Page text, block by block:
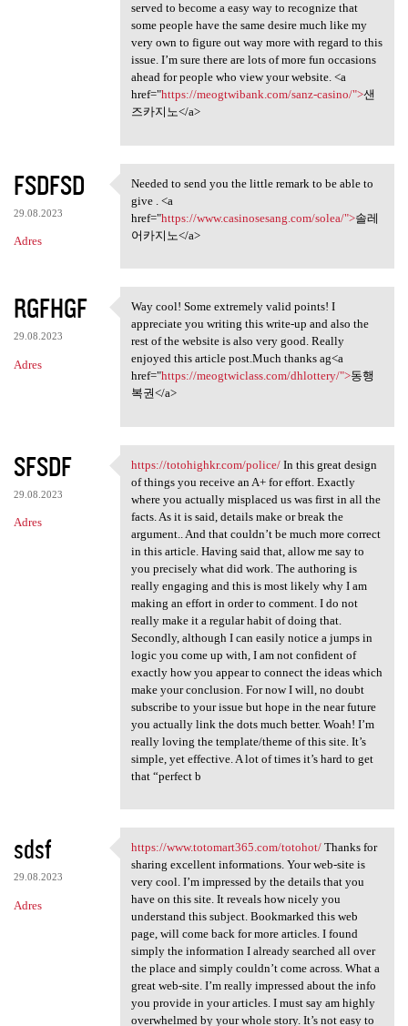
served to become a easy way to recognize that
some people have the same desire much like my
very own to figure out way more with regard to this
issue. I’m sure there are lots of more fun occasions
ahead for people who view your website. <a
href="https://meogtwibank.com/sanz-casino/">샌
즈카지노</a>
FSDFSD
29.08.2023
Adres
Needed to send you the little
Needed to send you the little remark to be able to
give . <a
href="https://www.casinosesang.com/solea/">솔레
어카지노</a>
RGFHGF
29.08.2023
Adres
Way cool! Some extremely
Way cool! Some extremely valid points! I
appreciate you writing this write-up and also the
rest of the website is also very good. Really
enjoyed this article post.Much thanks ag<a
href="https://meogtwiclass.com/dhlottery/">동행
복권</a>
SFSDF
29.08.2023
Adres
https://totohighkr.com/police
https://totohighkr.com/police/In this great design
of things you receive an A+ for effort. Exactly
where you actually misplaced us was first in all the
facts. As it is said, details make or break the
argument.. And that couldn’t be much more correct
in this article. Having said that, allow me say to
you precisely what did work. The authoring is
really engaging and this is most likely why I am
making an effort in order to comment. I do not
really make it a regular habit of doing that.
Secondly, although I can easily notice a jumps in
logic you come up with, I am not confident of
exactly how you appear to connect the ideas which
make your conclusion. For now I will, no doubt
subscribe to your issue but hope in the near future
you actually link the dots much better. Woah! I’m
really loving the template/theme of this site. It’s
simple, yet effective. A lot of times it’s hard to get
that “perfect b
sdsf
29.08.2023
Adres
https://www.totomart365.com
https://www.totomart365.com/totohot/Thanks for
sharing excellent informations. Your web-site is
very cool. I’m impressed by the details that you
have on this site. It reveals how nicely you
understand this subject. Bookmarked this web
page, will come back for more articles. I found
simply the information I already searched all over
the place and simply couldn’t come across. What a
great web-site. I’m really impressed about the info
you provide in your articles. I must say am highly
overwhelmed by your whole story. It’s not easy to